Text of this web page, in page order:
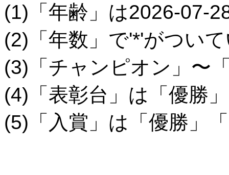
(1)「年齢」は2026-07-
(2)「年数」で'*'がつい
(3)「チャンピオン」〜
(4)「表彰台」は「優勝
(5)「入賞」は「優勝」